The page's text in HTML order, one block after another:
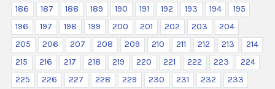
186
187 188 189 190 191 192 193 194
195
196
197 198 199 200 201 202 203
204
205
206 207 208 209 210 211 212 213
214
215
216 217 218 219 220 221 222 223
224
225
226 227 228 229 230 231 232 233